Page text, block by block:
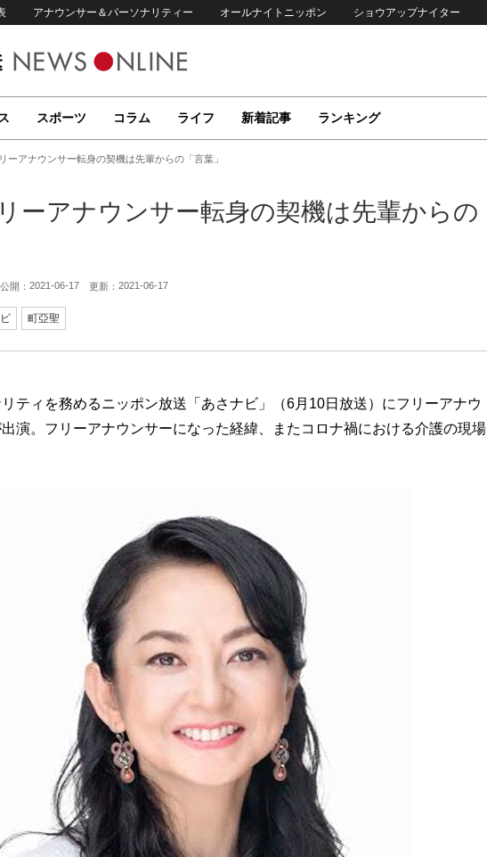
アナウンサー＆パーソナリティー オールナイトニッポン ショウアップナイター
スポーツ コラム ライフ 新着記事 ランキング
アナウンサー転身の契機は先輩からの「言葉」
ーアナウンサー転身の契機は先輩からの
開： 2021-06-17 更新： 2021-06-17
町亞聖
ティを務めるニッポン放送「あさナビ」（6月10日放送）にフリーアナウ
演。フリーアナウンサーになった経緯、またコロナ禍における介護の現場